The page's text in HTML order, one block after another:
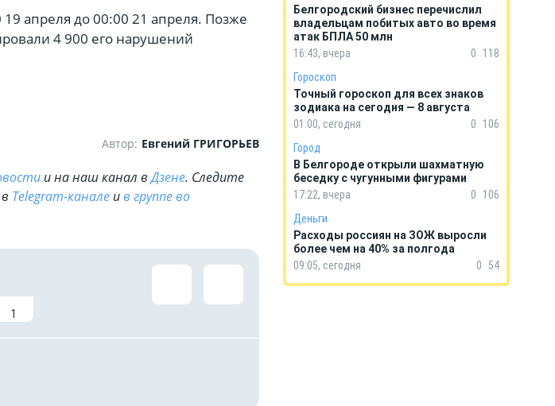
апреля до 00:00 21 апреля. Позже
4 900 его нарушений
Автор: Евгений ГРИГОРЬЕВ
и на наш канал вДзене. Cледите
Telegram-канале ив группе во
1
Белгородский бизнес перечислил
владельцам побитых авто во время
атак БПЛА 50 млн
16:43, вчера
0
118
Гороскоп
Точный гороскоп для всех знаков
зодиака на сегодня — 8 августа
01:00, сегодня
0
106
Город
В Белгороде открыли шахматную
беседку с чугунными фигурами
17:22, вчера
0
106
Деньги
Расходы россиян на ЗОЖ выросли
более чем на 40% за полгода
09:05, сегодня
0 54